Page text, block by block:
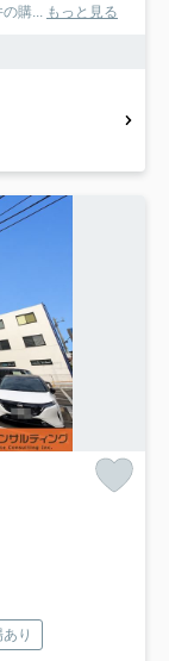
購...
もっと見る
り